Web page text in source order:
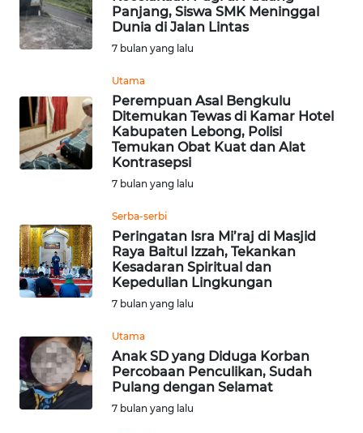
Panjang, Siswa SMK Meninggal
Dunia di Jalan Lintas
7 bulan yang lalu
Utama
Perempuan Asal Bengkulu
Ditemukan Tewas di Kamar Hotel
Kabupaten Lebong, Polisi
Temukan Obat Kuat dan Alat
Kontrasepsi
7 bulan yang lalu
Serba-serbi
Peringatan Isra Mi’raj di Masjid
Raya Baitul Izzah, Tekankan
Kesadaran Spiritual dan
Kepedulian Lingkungan
7 bulan yang lalu
Utama
Anak SD yang Diduga Korban
Percobaan Penculikan, Sudah
Pulang dengan Selamat
7 bulan yang lalu
WN
SUMEDANG
WN
KEPULAUAN
SERIBU
TANGERANG
WN
BINJAI
CIREBON
WN
INDRAMAYU